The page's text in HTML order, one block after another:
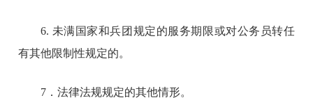
6. 未满国家和兵团规定的服务期限或对公务员转任
有其他限制性规定的。
7．法律法规规定的其他情形。